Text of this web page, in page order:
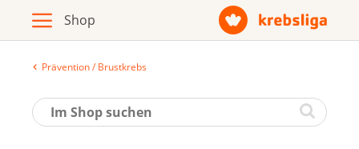
Broschüren / Infomaterial
Prävention / Brustkrebs